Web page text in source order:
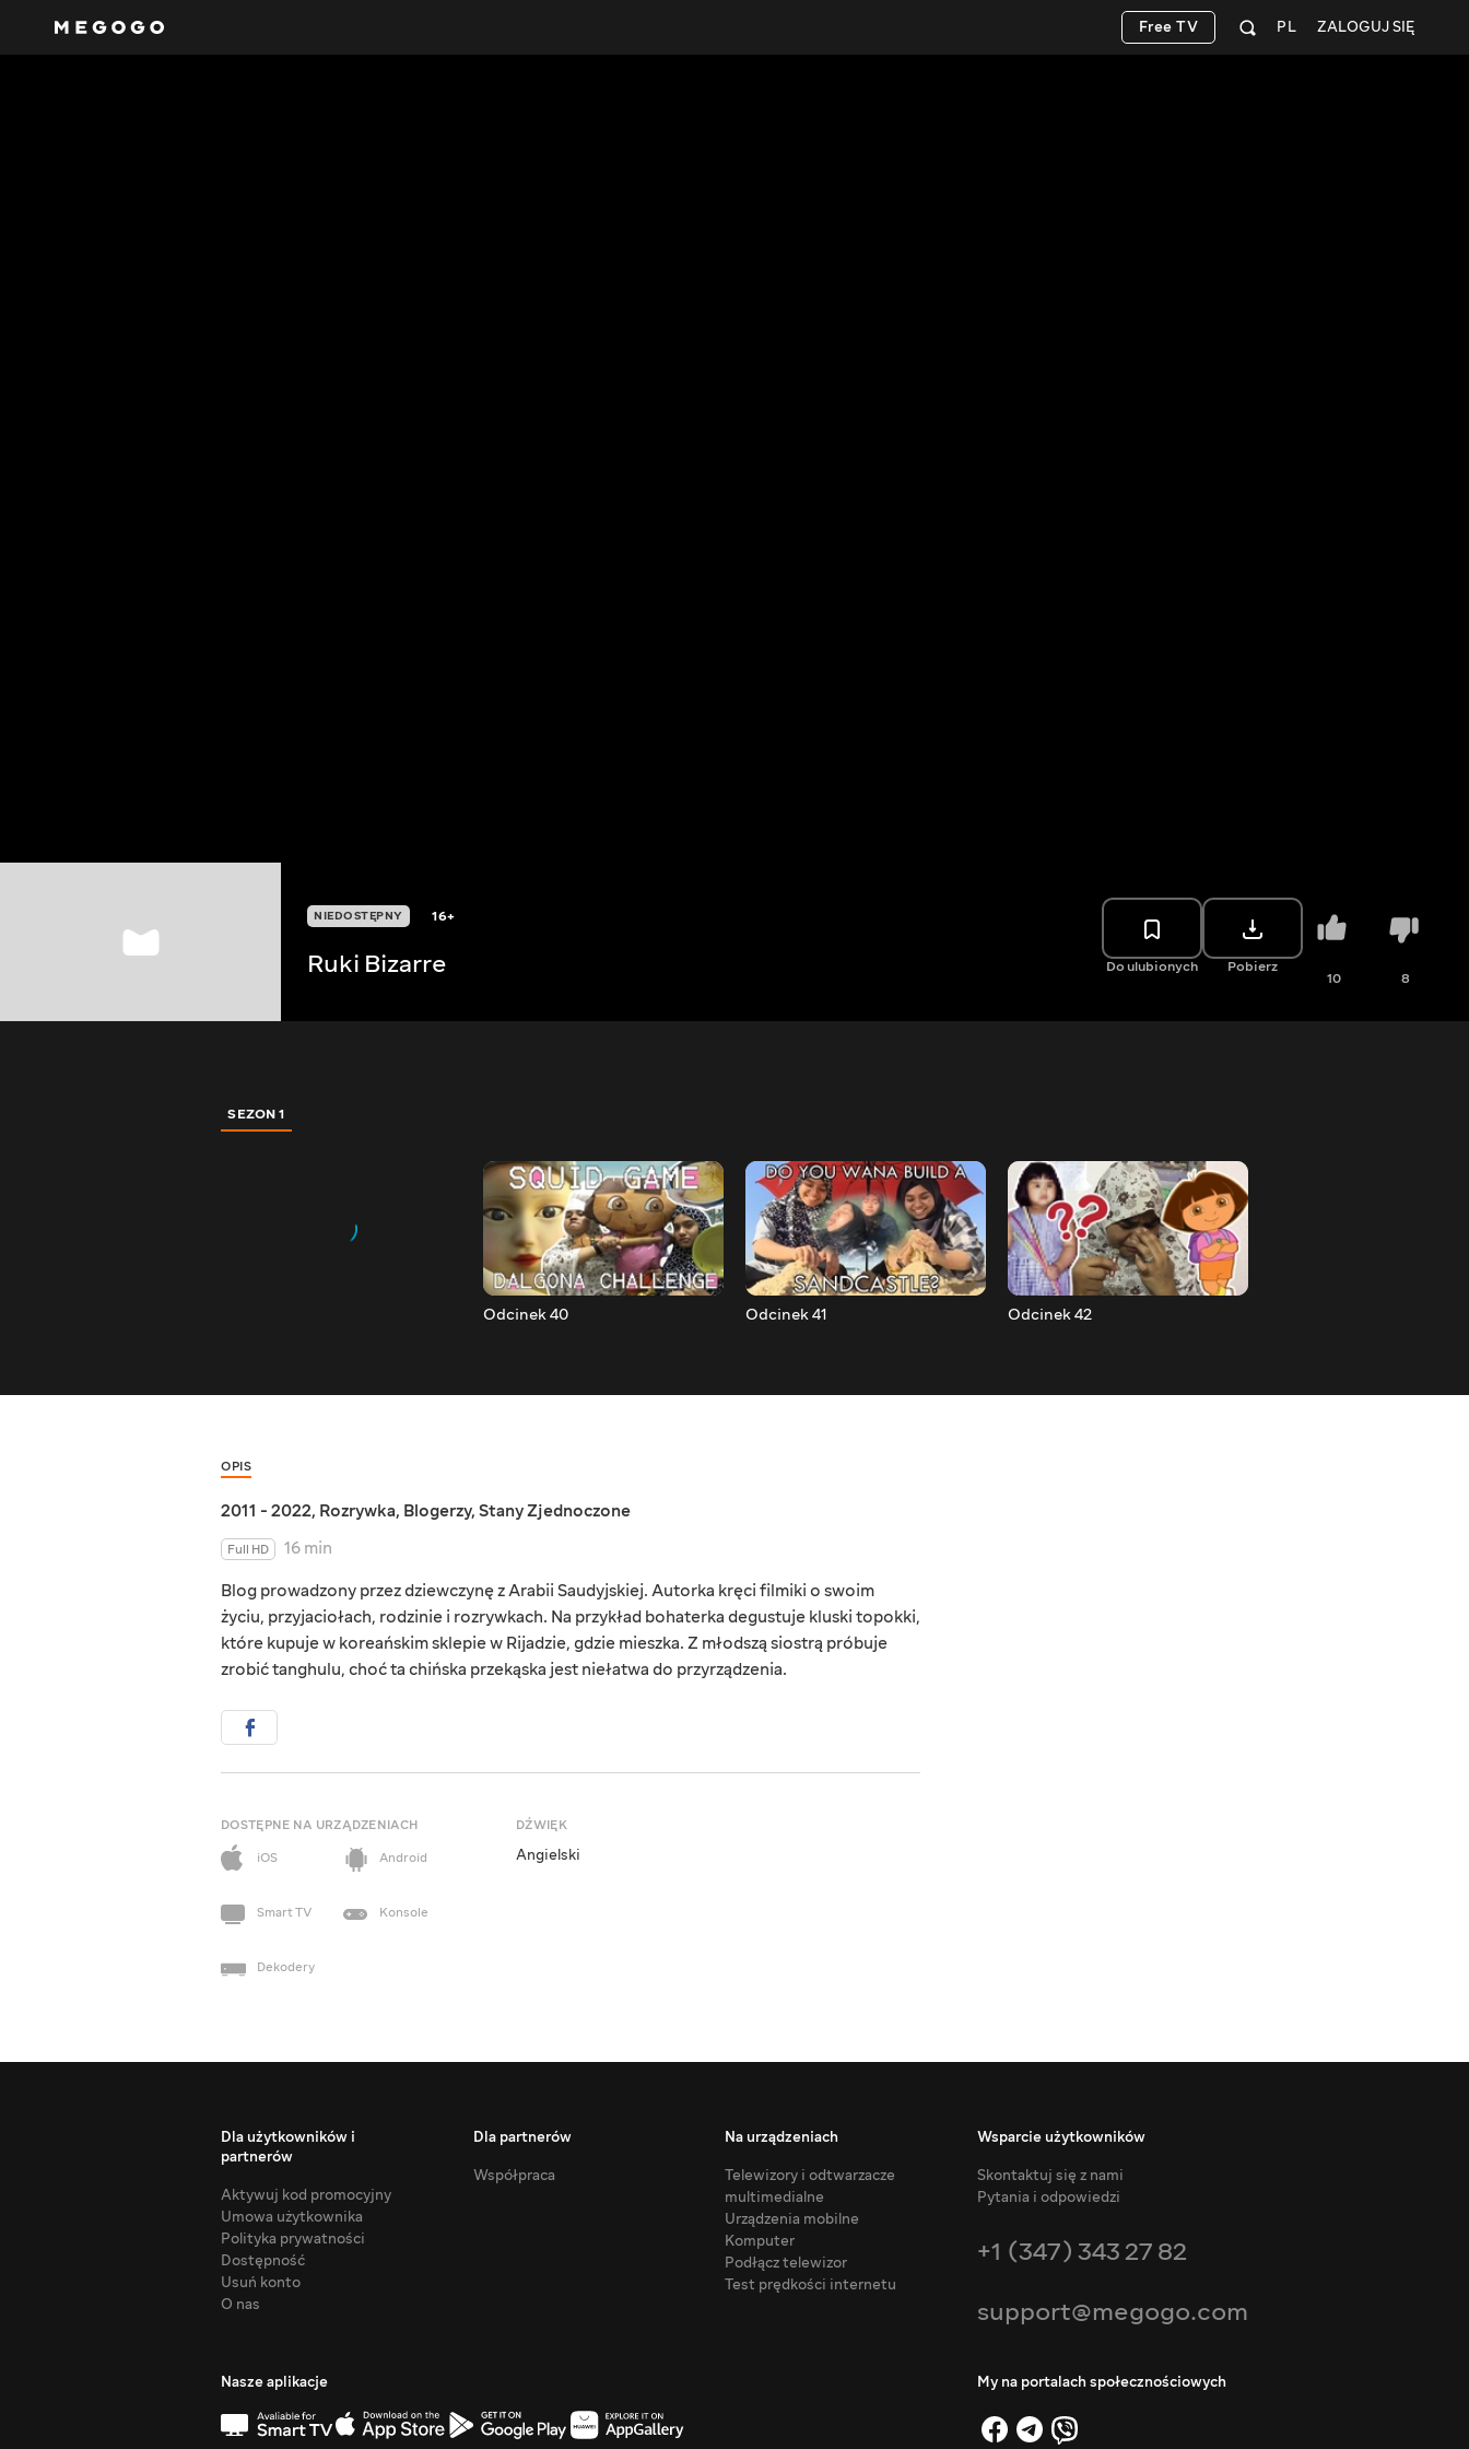
ZALOGUJ SIĘ
PL
Free TV
NIEDOSTĘPNY 16+
Ruki Bizarre Do ulubionych Pobierz
10 8
SEZON 1
Odcinek 40 Odcinek 41 Odcinek 42
OPIS
2011 - 2022, Rozrywka, Blogerzy, Stany Zjednoczone
Full HD
16 min
Blog prowadzony przez dziewczynę z Arabii Saudyjskiej. Autorka kręci filmiki o swoim
życiu, przyjaciołach, rodzinie i rozrywkach. Na przykład bohaterka degustuje kluski topokki,
które kupuje w koreańskim sklepie w Rijadzie, gdzie mieszka. Z młodszą siostrą próbuje
zrobić tanghulu, choć ta chińska przekąska jest niełatwa do przyrządzenia.
DOSTĘPNE NA URZĄDZENIACH
iOS
Android
Smart TV Konsole
Dekodery
DŹWIĘK
Angielski
Dla użytkowników i
partnerów
Aktywuj kod promocyjny
Umowa użytkownika
Polityka prywatności
Dostępność
Usuń konto
O nas
Dla partnerów
Współpraca
Na urządzeniach
Telewizory i odtwarzacze
multimedialne
Urządzenia mobilne
Komputer
Podłącz telewizor
Test prędkości internetu
Wsparcie użytkowników
Skontaktuj się z nami
Pytania i odpowiedzi
+1 (347) 343 27 82
support@megogo.com
Nasze aplikacje My na portalach społecznościowych